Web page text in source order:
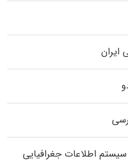
ایران
اطلاعات جغرافیایی